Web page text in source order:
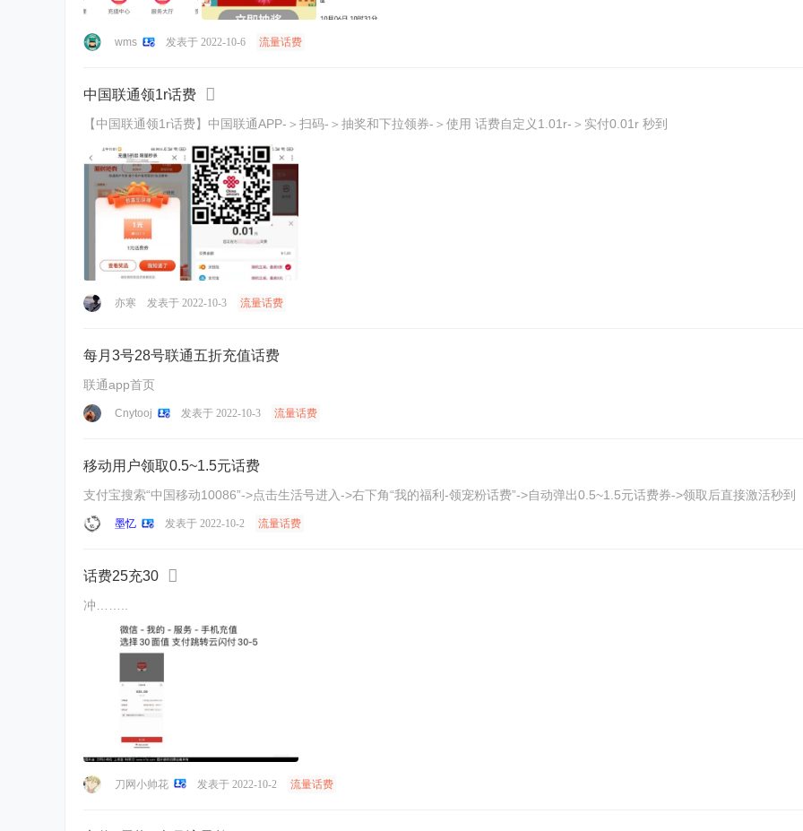
wms 发表于 2022-10-6 流量话费
中国联通领1r话费
【中国联通领1r话费】中国联通APP-＞扫码-＞抽奖和下拉领券-＞使用 话费自定义1.01r-＞实付0.01r 秒到
亦寒 发表于 2022-10-3 流量话费
每月3号28号联通五折充值话费
联通app首页
Cnytooj 发表于 2022-10-3 流量话费
移动用户领取0.5~1.5元话费
支付宝搜索“中国移动10086”->点击生活号进入->右下角“我的福利-领宠粉话费”->自动弹出0.5~1.5元话费券->领取后直接激活秒到
墨忆 发表于 2022-10-2 流量话费
话费25充30
冲……..
刀网小帅花 发表于 2022-10-2 流量话费